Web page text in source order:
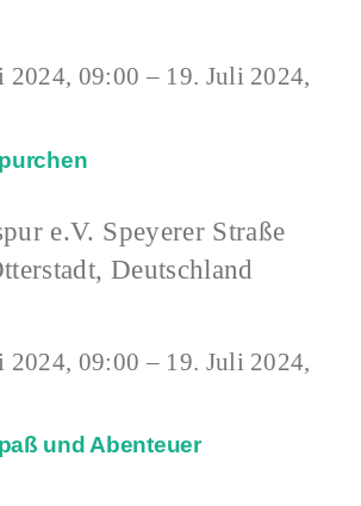
2024, 09:00 – 19. Juli 2024,
e.V. Speyerer Straße
Deutschland
und Abenteuer
2024, 09:00 – 19. Juli 2024,